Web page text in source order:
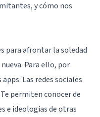
y cómo nos
para afrontar la soledad
Para ello, por
Las redes sociales
permiten conocer de
e ideologías de otras